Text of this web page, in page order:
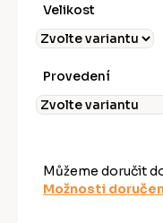
Velikost
Provedení
Můžeme doručit
Možnosti